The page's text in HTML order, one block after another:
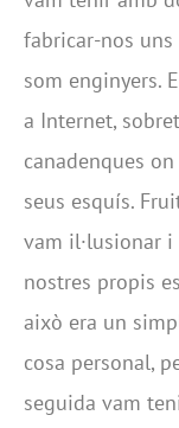
fabricar-nos uns
som enginyers.
a Internet,
canadenques
seus esquís.
vam il·lusionar
nostres propis
això era un
cosa personal,
seguida vam